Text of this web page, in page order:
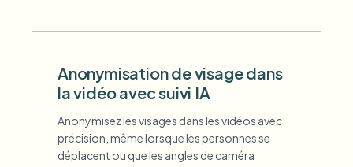
Suppression d'arrière-plan en masse
Anonymisation de visage dans
la vidéo avec suivi IA
Anonymisez les visages dans les vidéos avec
précision, même lorsque les personnes se
déplacent ou que les angles de caméra